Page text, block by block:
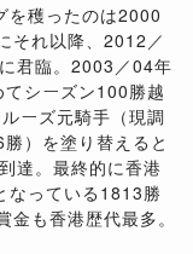
を穫ったのは2000
それ以降、2012／
君臨。2003／04年
シーズン100勝越
ーズ元騎手（現調
）を塗り替えると
達。最終的に香港
なっている1813勝
も香港歴代最多。